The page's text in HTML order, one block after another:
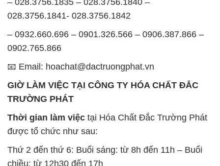
📧 Email: hoachat@dactruongphat.vn
TRƯỜNG PHÁT
được tổ chức như sau:
Thứ 2 đến thứ 6: Buổi sáng: từ 8h đến 11h – Buổi
chiều: từ 12h30 đến 17h
Thứ 7: Buổi sáng: từ 8h đến 11h – Buổi chiều: từ
12h30 đến 16h
Chủ nhật: Nghỉ chủ nhật hàng tuần